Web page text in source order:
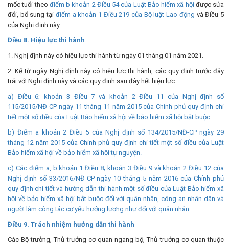
mốc tuổi theo điểm b khoản 2 Điều 54 của Luật Bảo hiểm xã hộiđược sửa
đổi, bổ sung tại điểm a khoản 1 Điều 219 của Bộ luật Lao động và Điều 5
của Nghị định này.
Điều 8. Hiệu lực thi hành
1. Nghị định này có hiệu lực thi hành từ ngày 01 tháng 01 năm 2021.
2. Kể từ ngày Nghị định này có hiệu lực thi hành, các quy định trước đây
trái với Nghị định này và các quy định sau đây hết hiệu lực:
a) Điều 6; khoản 3 Điều 7 và khoản 2 Điều 11 của Nghị định số
115/2015/NĐ-CP ngày 11 tháng 11 năm 2015 của Chính phủ quy định chi
tiết một số điều của Luật Bảo hiểm xã hội về bảo hiểm xã hội bắt buộc.
b) Điểm a khoản 2 Điều 5 của Nghị định số 134/2015/NĐ-CP ngày 29
tháng 12 năm 2015 của Chính phủ quy định chi tiết một số điều của Luật
Bảo hiểm xã hội về bảo hiểm xã hội tự nguyện.
c) Các điểm a, b khoản 1 Điều 8; khoản 3 Điều 9 và khoản 2 Điều 12 của
Nghị định số 33/2016/NĐ-CP ngày 10 tháng 5 năm 2016 của Chính phủ
quy định chi tiết và hướng dẫn thi hành một số điều của Luật Bảo hiểm xã
hội về bảo hiểm xã hội bắt buộc đối với quân nhân, công an nhân dân và
người làm công tác cơ yếu hưởng lương như đối với quân nhân.
Điều 9. Trách nhiệm hướng dẫn thi hành
Các Bộ trưởng, Thủ trưởng cơ quan ngang bộ, Thủ trưởng cơ quan thuộc